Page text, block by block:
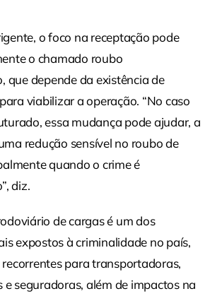
o foco na receptação pode
o chamado roubo
que depende da existência de
viabilizar a operação. “No caso
essa mudança pode ajudar, a
redução sensível no roubo de
quando o crime é
diz.
de cargas é um dos
expostos à criminalidade no país,
para transportadoras,
e seguradoras, além de impactos na